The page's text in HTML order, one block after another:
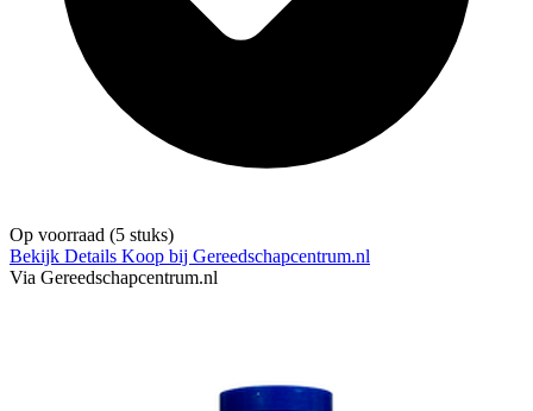
Op voorraad (5 stuks)
Bekijk Details Koop bij Gereedschapcentrum.nl
Via Gereedschapcentrum.nl